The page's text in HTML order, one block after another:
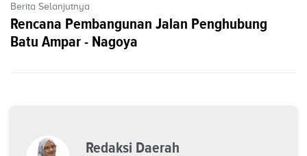
Berita Selanjutnya
Rencana Pembangunan Jalan Penghubung
Batu Ampar - Nagoya
Redaksi Daerah